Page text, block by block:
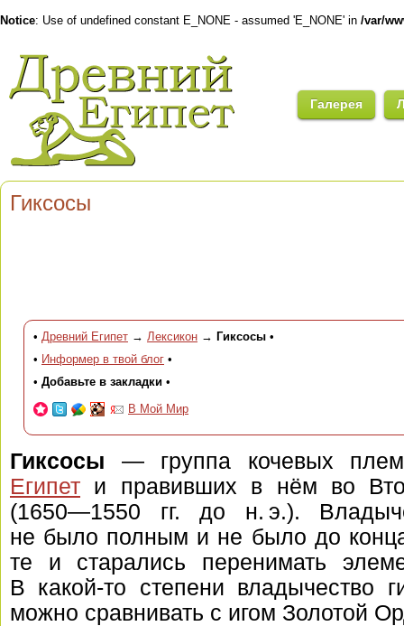
Notice: Use of undefined constant E_NONE - assumed 'E_NONE' in /var/
Галерея
Гиксосы
• Древний Египет → Лексикон → Гиксосы •
• Информер в твой блог •
• Добавьте в закладки •
В Мой Мир
Гиксосы — группа кочевых
Египет и правивших в нём во
(1650—1550 гг. до н. э.).
не было полным и не было до
те и старались перенимать
В какой-то степени владычество
можно сравнивать с игом Золотой